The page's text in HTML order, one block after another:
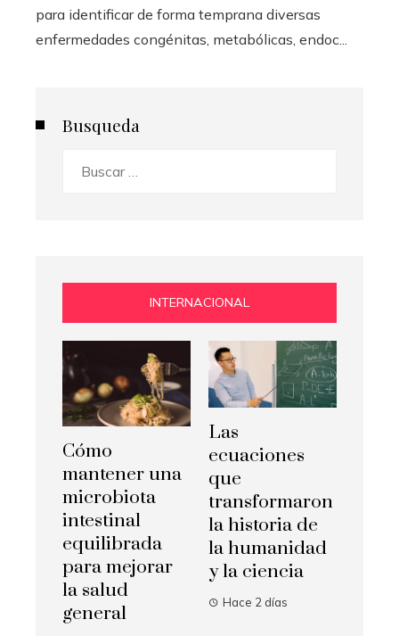
para identificar de forma temprana diversas
enfermedades congénitas, metabólicas, endoc...
Busqueda
INTERNACIONAL
Cómo
mantener una
microbiota
intestinal
equilibrada
para mejorar
la salud
general
Las
ecuaciones
que
transformaron
la historia de
la humanidad
y la ciencia
Hace 2 días